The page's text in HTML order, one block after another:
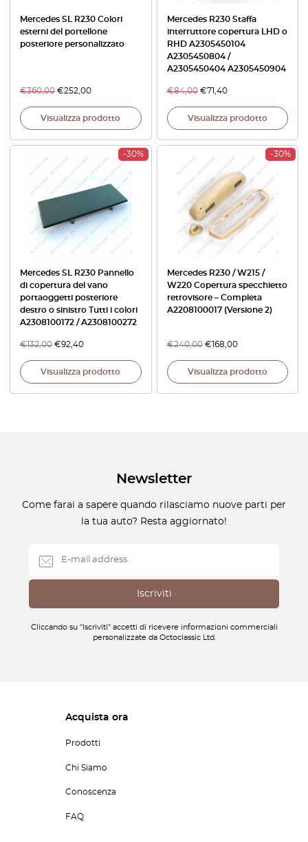
Mercedes SL R230 Colori
esterni del portellone
posteriore personalizzato
€360,00 €252,00
Visualizza prodotto
Mercedes R230 Staffa
interruttore copertura LHD o
RHD A2305450104
A2305450804 /
A2305450404 A2305450904
€84,00 €71,40
Visualizza prodotto
-30%
Mercedes SL R230 Pannello
di copertura del vano
portaoggetti posteriore
destro o sinistro Tutti i colori
A2308100172 / A2308100272
€132,00 €92,40
Visualizza prodotto
-30%
Mercedes R230 / W215 /
W220 Copertura specchietto
retrovisore – Completa
A2208100017 (Versione 2)
€240,00 €168,00
Visualizza prodotto
Newsletter
Come farai a sapere quando rilasciamo nuove parti per
la tua auto? Resta aggiornato!
Cliccando su "Iscriviti" accetti di ricevere informazioni commerciali
personalizzate da Octoclassic Ltd.
Acquista ora
Prodotti
Chi Siamo
Conoscenza
FAQ